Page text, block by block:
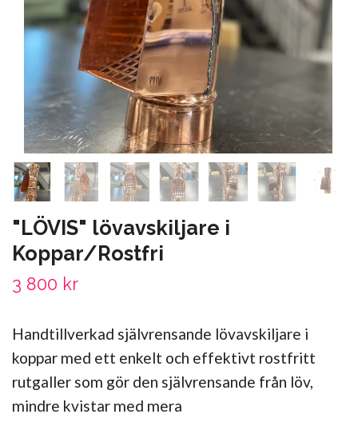
"LÖVIS" lövavskiljare i
Koppar/Rostfri
3 800 kr
Handtillverkad självrensande lövavskiljare i
koppar med ett enkelt och effektivt rostfritt
rutgaller som gör den självrensande från löv,
mindre kvistar med mera